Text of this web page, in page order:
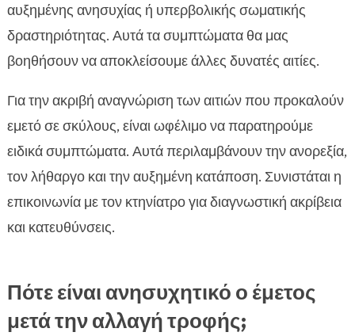
αυξημένης ανησυχίας ή υπερβολικής σωματικής
δραστηριότητας. Αυτά τα συμπτώματα θα μας
βοηθήσουν να αποκλείσουμε άλλες δυνατές αιτίες.
Για την ακριβή αναγνώριση των αιτιών που προκαλούν
εμετό σε σκύλους, είναι ωφέλιμο να παρατηρούμε
ειδικά συμπτώματα. Αυτά περιλαμβάνουν την ανορεξία,
τον λήθαργο και την αυξημένη κατάποση. Συνιστάται η
επικοινωνία με τον κτηνίατρο για διαγνωστική ακρίβεια
και κατευθύνσεις.
Πότε είναι ανησυχητικό ο έμετος
μετά την αλλαγή τροφής;